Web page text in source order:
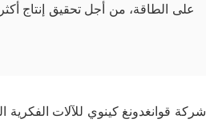
على الطاقة، من أجل تحقيق إنتاج
شركة قوانغدونغ كينوي للآلات الفكرية